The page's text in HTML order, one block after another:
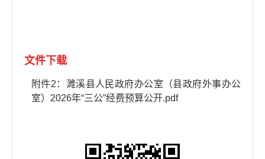
文件下载
附件2：濉溪县人民政府办公室（县政府外事办公
室）2026年“三公”经费预算公开.pdf